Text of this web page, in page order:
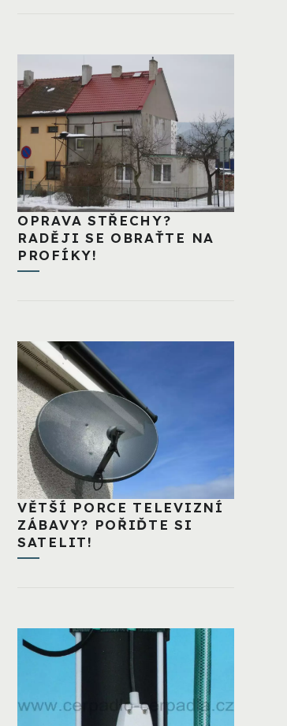
OPRAVA STŘECHY?
RADĚJI SE OBRAŤTE NA
PROFÍKY!
VĚTŠÍ PORCE TELEVIZNÍ
ZÁBAVY? POŘIĎTE SI
SATELIT!